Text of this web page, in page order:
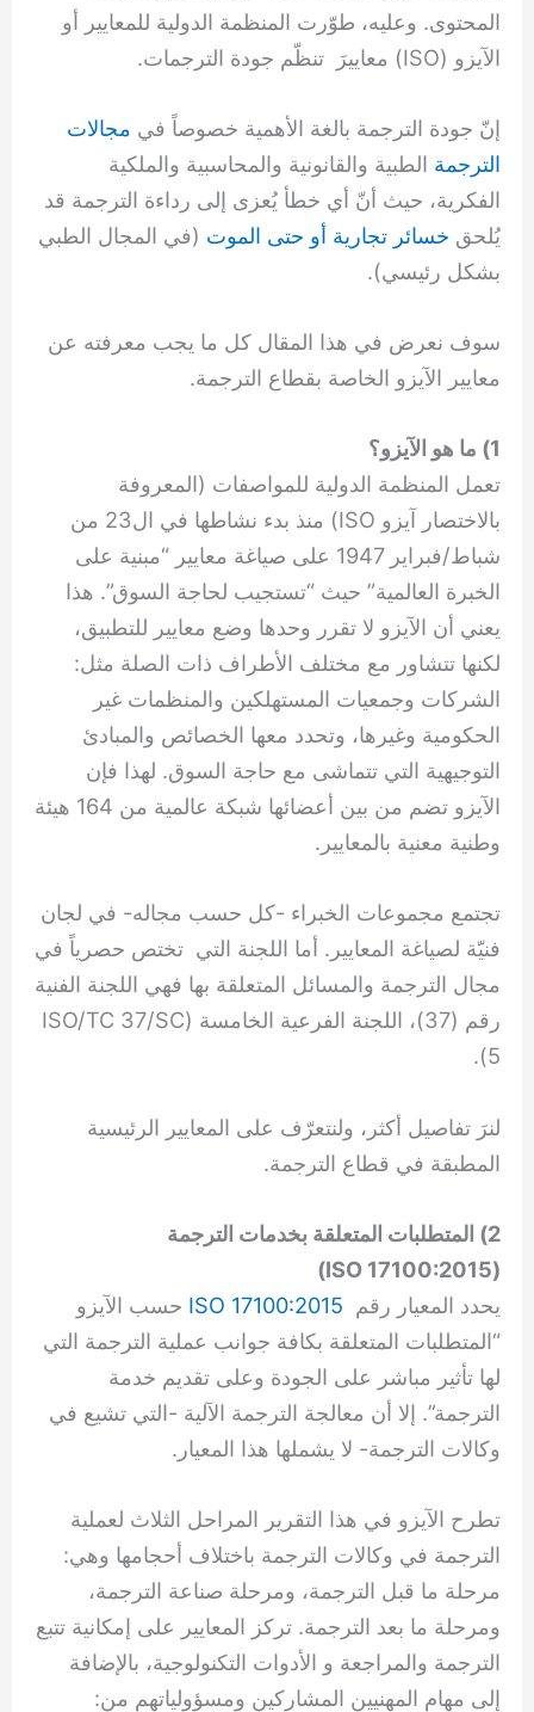
المحتوى. وعليه، طوّرت المنظمة الدولية للمعايير أو
الآيزو (ISO) معاييرَ تنظّم جودة الترجمات.
إنّ جودة الترجمة بالغة الأهمية خصوصاً في مجالات
الترجمة الطبية والقانونية والمحاسبية والملكية
الفكرية، حيث أنّ أي خطأ يُعزى إلى رداءة الترجمة قد
يُلحق خسائر تجارية أو حتى الموت (في المجال الطبي
بشكل رئيسي).
سوف نعرض في هذا المقال كل ما يجب معرفته عن
معايير الآيزو الخاصة بقطاع الترجمة.
1) ما هو الآيزو؟
تعمل المنظمة الدولية للمواصفات (المعروفة
بالاختصار آيزو ISO) منذ بدء نشاطها في ال23 من
شباط/
فبراير 1947 على صياغة معايير “مبنية على
الخبرة العالمية” حيث “تستجيب لحاجة السوق”. هذا
يعني أن الآيزو لا تقرر وحدها وضع معايير للتطبيق،
لكنها تتشاور مع مختلف الأطراف ذات الصلة مثل:
الشركات وجمعيات المستهلكين والمنظمات غير
الحكومية وغيرها، وتحدد معها الخصائص والمبادئ
التوجيهية التي تتماشى مع حاجة السوق. لهذا فإن
الآيزو تضم من بين أعضائها شبكة عالمية من 164 هيئة
وطنية معنية بالمعايير.
تجتمع مجموعات الخبراء -كل حسب مجاله- في لجان
فنيّة لصياغة المعايير. أما اللجنة التي تختص حصرياً في
مجال الترجمة والمسائل المتعلقة بها فهي اللجنة الفنية
رقم (37)، اللجنة الفرعية الخامسة (ISO/TC 37/SC
5).
لنرَ تفاصيل أكثر، ولنتعرّف على المعايير الرئيسية
المطبقة في قطاع الترجمة.
2) المتطلبات المتعلقة بخدمات الترجمة
(
ISO 17100:2015
)
يحدد المعيار رقم ISO 17100:2015 حسب الآيزو
“المتطلبات المتعلقة بكافة جوانب عملية الترجمة التي
لها تأثير مباشر على الجودة وعلى تقديم خدمة
الترجمة”. إلا أن معالجة الترجمة الآلية -التي تشيع في
وكالات الترجمة- لا يشملها هذا المعيار.
تطرح الآيزو في هذا التقرير المراحل الثلاث لعملية
الترجمة في وكالات الترجمة باختلاف أحجامها وهي:
مرحلة ما قبل الترجمة، ومرحلة صناعة الترجمة،
ومرحلة ما بعد الترجمة. تركز المعايير على إمكانية تتبع
الترجمة والمراجعة و الأدوات التكنولوجية، بالإضافة
إلى مهام المهنيين المشاركين ومسؤولياتهم من: